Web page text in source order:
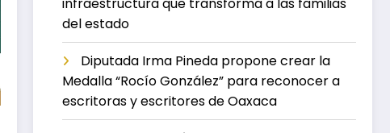
del estado
Diputada Irma Pineda propone crear la
Medalla “Rocío González” para reconocer a
escritoras y escritores de Oaxaca